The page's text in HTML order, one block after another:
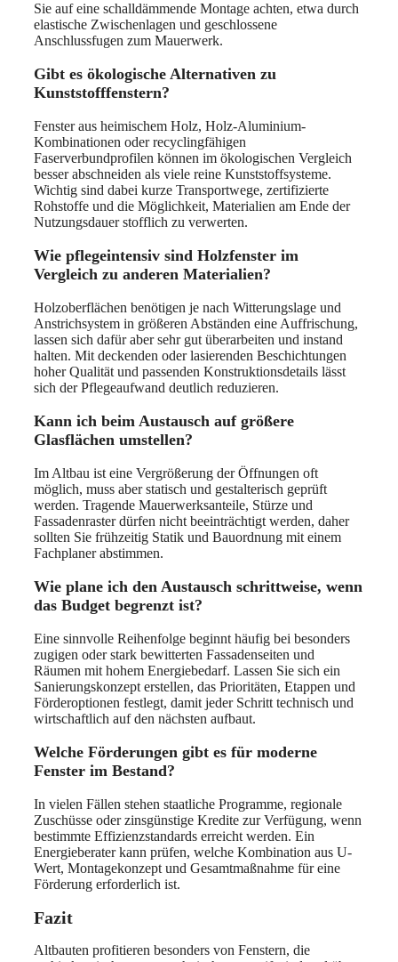
Sie auf eine schalldämmende Montage achten, etwa durch
elastische Zwischenlagen und geschlossene
Anschlussfugen zum Mauerwerk.
Gibt es ökologische Alternativen zu
Kunststofffenstern?
Fenster aus heimischem Holz, Holz-Aluminium-
Kombinationen oder recyclingfähigen
Faserverbundprofilen können im ökologischen Vergleich
besser abschneiden als viele reine Kunststoffsysteme.
Wichtig sind dabei kurze Transportwege, zertifizierte
Rohstoffe und die Möglichkeit, Materialien am Ende der
Nutzungsdauer stofflich zu verwerten.
Wie pflegeintensiv sind Holzfenster im
Vergleich zu anderen Materialien?
Holzoberflächen benötigen je nach Witterungslage und
Anstrichsystem in größeren Abständen eine Auffrischung,
lassen sich dafür aber sehr gut überarbeiten und instand
halten. Mit deckenden oder lasierenden Beschichtungen
hoher Qualität und passenden Konstruktionsdetails lässt
sich der Pflegeaufwand deutlich reduzieren.
Kann ich beim Austausch auf größere
Glasflächen umstellen?
Im Altbau ist eine Vergrößerung der Öffnungen oft
möglich, muss aber statisch und gestalterisch geprüft
werden. Tragende Mauerwerksanteile, Stürze und
Fassadenraster dürfen nicht beeinträchtigt werden, daher
sollten Sie frühzeitig Statik und Bauordnung mit einem
Fachplaner abstimmen.
Wie plane ich den Austausch schrittweise, wenn
das Budget begrenzt ist?
Eine sinnvolle Reihenfolge beginnt häufig bei besonders
zugigen oder stark bewitterten Fassadenseiten und
Räumen mit hohem Energiebedarf. Lassen Sie sich ein
Sanierungskonzept erstellen, das Prioritäten, Etappen und
Förderoptionen festlegt, damit jeder Schritt technisch und
wirtschaftlich auf den nächsten aufbaut.
Welche Förderungen gibt es für moderne
Fenster im Bestand?
In vielen Fällen stehen staatliche Programme, regionale
Zuschüsse oder zinsgünstige Kredite zur Verfügung, wenn
bestimmte Effizienzstandards erreicht werden. Ein
Energieberater kann prüfen, welche Kombination aus U-
Wert, Montagekonzept und Gesamtmaßnahme für eine
Förderung erforderlich ist.
Fazit
Altbauten profitieren besonders von Fenstern, die